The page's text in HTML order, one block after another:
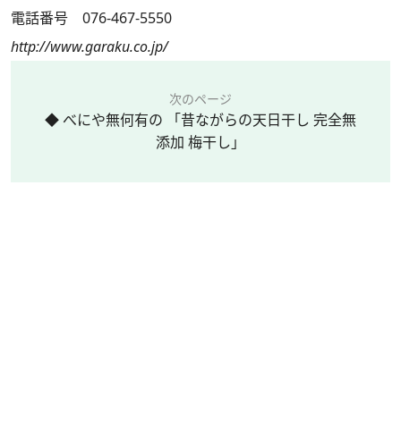
電話番号 076-467-5550
http://www.garaku.co.jp/
次のページ
◆ べにや無何有の 「昔ながらの天日干し 完全無
添加 梅干し」